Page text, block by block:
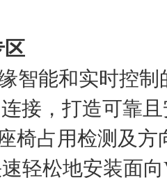
区
智能和实时控制
接，打造可靠
椅占用检测及
速轻松地安装面